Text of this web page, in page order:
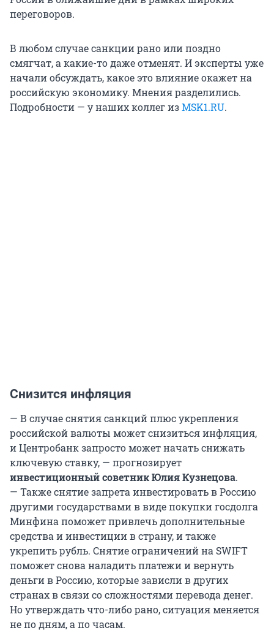
переговоров.
В любом случае санкции рано или поздно
смягчат, а какие-то даже отменят. И эксперты уже
начали обсуждать, какое это влияние окажет на
российскую экономику. Мнения разделились.
Подробности — у наших коллег изMSK1.RU.
Снизится инфляция
— ⁠В случае снятия санкций плюс укрепления
российской валюты может снизиться инфляция,
и Центробанк запросто может начать снижать
ключевую ставку, — прогнозирует
инвестиционный советник Юлия Кузнецова.
— Также снятие запрета инвестировать в Россию
другими государствами в виде покупки госдолга
Минфина поможет привлечь дополнительные
средства и инвестиции в страну, и также
укрепить рубль. Снятие ограничений на SWIFT
поможет снова наладить платежи и вернуть
деньги в Россию, которые зависли в других
странах в связи со сложностями перевода денег.
Но утверждать что-либо рано, ситуация меняется
не по дням, а по часам.